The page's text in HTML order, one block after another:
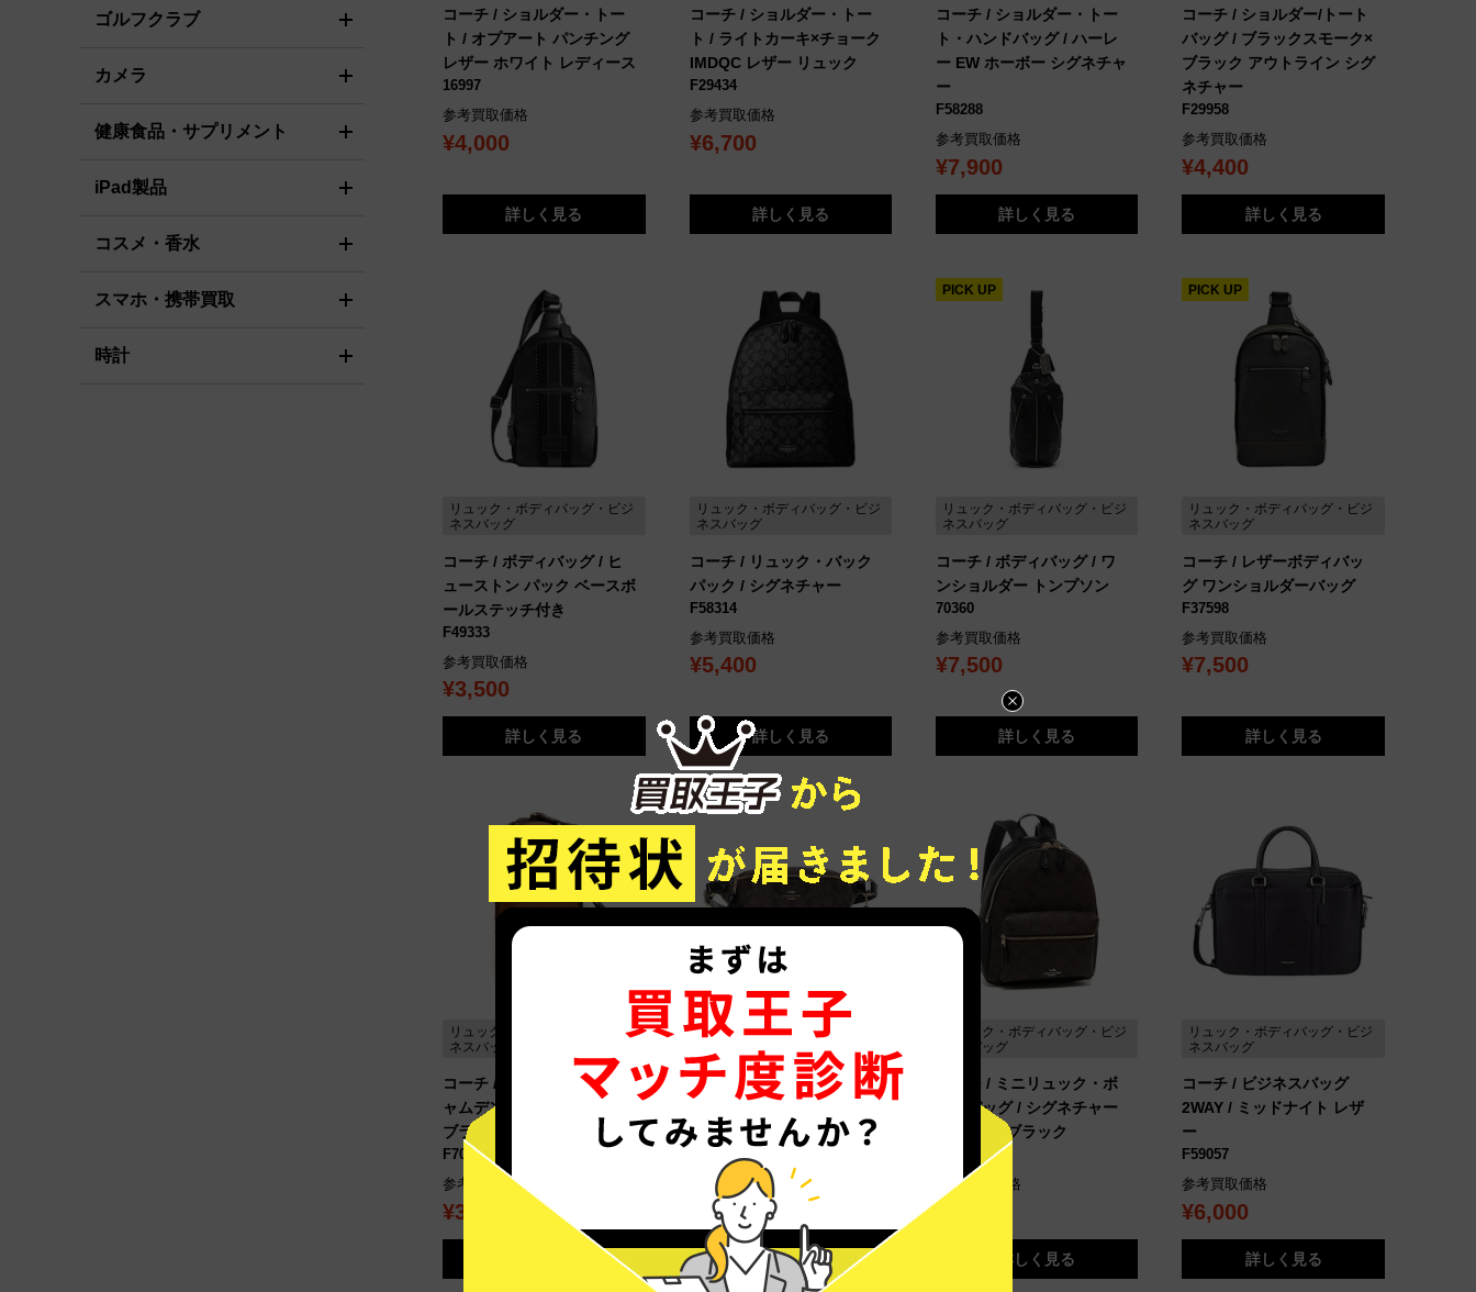
ゴルフクラブ
カメラ
健康食品・サプリメント
iPad製品
コスメ・香水
スマホ・携帯買取
時計
コーチ / ショルダー・トー
ト / オプアート パンチング
レザー ホワイト レディース
16997
参考買取価格
¥4,000
詳しく見る
コーチ / ショルダー・トー
ト / ライトカーキ×チョーク
IMDQC レザー リュック
F29434
参考買取価格
¥6,700
詳しく見る
コーチ / ショルダー・トー
ト・ハンドバッグ / ハーレ
ー EW ホーボー シグネチャ
ー
F58288
参考買取価格
¥7,900
詳しく見る
コーチ / ショルダー/トート
バッグ / ブラックスモーク×
ブラック アウトライン シグ
ネチャー
F29958
参考買取価格
¥4,400
詳しく見る
リュック・ボディバッグ・ビジ
ネスバッグ
コーチ / ボディバッグ / ヒ
ューストン パック ベースボ
ールステッチ付き
F49333
参考買取価格
¥3,500
詳しく見る
リュック・ボディバッグ・ビジ
ネスバッグ
コーチ / リュック・バック
パック / シグネチャー
F58314
参考買取価格
¥5,400
詳しく見る
リュック・ボディバッグ・ビジ
ネスバッグ
PICK UP
コーチ / ボディバッグ / ワ
ンショルダー トンプソン
70360
参考買取価格
¥7,500
詳しく見る
リュック・ボディバッグ・ビジ
ネスバッグ
PICK UP
コーチ / レザーボディバッ
グ ワンショルダーバッグ
F37598
参考買取価格
¥7,500
詳しく見る
リュック・ボディバッグ・ビジ
ネスバッグ
コーチ / ボディバッグ / キ
ャムデン レザー スリング
ブラウン ワンショルダー
F70922
参考買取価格
¥3,600
リュック・ボディバッグ・ビジ
コーチ / ウエストポーチ・
ャー ベルトバッグ
参考買取価格
¥4,500
詳しく見る
リュック・ボディバッグ・ビジ
ネスバッグ
コーチ / ミニリュック・ボ
ディバッグ / シグネチャー
ブラウン×ブラック
参考買取価格
¥4,300
詳しく見る
リュック・ボディバッグ・ビジ
ネスバッグ
コーチ / ビジネスバッグ
2WAY / ミッドナイト レザ
ー
F59057
参考買取価格
¥6,000
詳しく見る